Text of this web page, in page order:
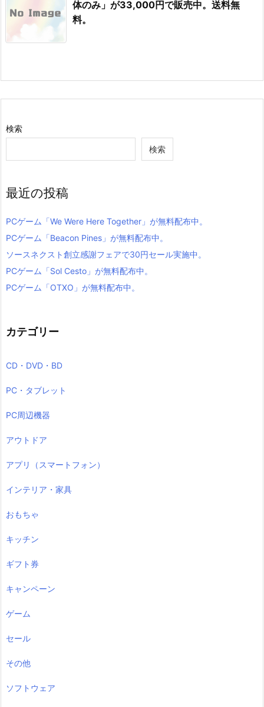
体のみ」が33,000円で販売中。送料無
料。
検索
検索
最近の投稿
PCゲーム「We Were Here Together」が無料配布中。
PCゲーム「Beacon Pines」が無料配布中。
ソースネクスト創立感謝フェアで30円セール実施中。
PCゲーム「Sol Cesto」が無料配布中。
PCゲーム「OTXO」が無料配布中。
カテゴリー
CD・DVD・BD
PC・タブレット
PC周辺機器
アウトドア
アプリ（スマートフォン）
インテリア・家具
おもちゃ
キッチン
ギフト券
キャンペーン
ゲーム
セール
その他
ソフトウェア